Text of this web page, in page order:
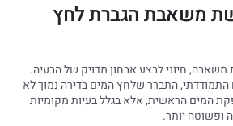
משאבת הגברת לחץ
חיוני לבצע אבחון מדויק של הבעיה.
התמודדתי, התברר שלחץ המים בדירה נמוך לא
המים הראשית, אלא בגלל בעיות מקומיות
ופשוטה יותר.